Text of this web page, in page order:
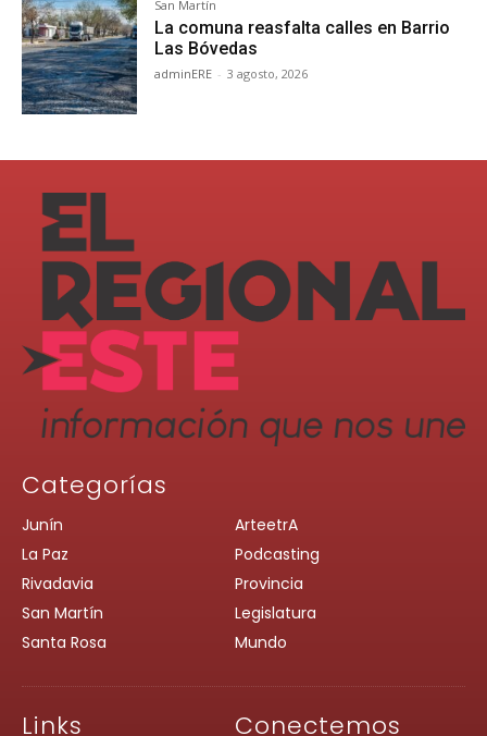
San Martín
La comuna reasfalta calles en Barrio
Las Bóvedas
adminERE - 3 agosto, 2026
Categorías
Junín
La Paz
Rivadavia
San Martín
Santa Rosa
ArteetrA
Podcasting
Provincia
Legislatura
Mundo
Links Conectemos